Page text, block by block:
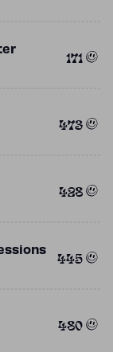
171
473
428
445
480